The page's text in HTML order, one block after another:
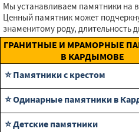
Мы устанавливаем памятники на
Ценный памятник может
знаменитому роду, длительность
ГРАНИТНЫЕ И МРАМОРНЫЕ
В КАРДЫМОВЕ
⭐ Памятники с крестом
⭐ Одинарные памятники в
⭐ Детские памятники